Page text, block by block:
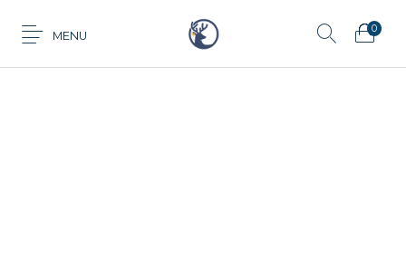
MENU
0